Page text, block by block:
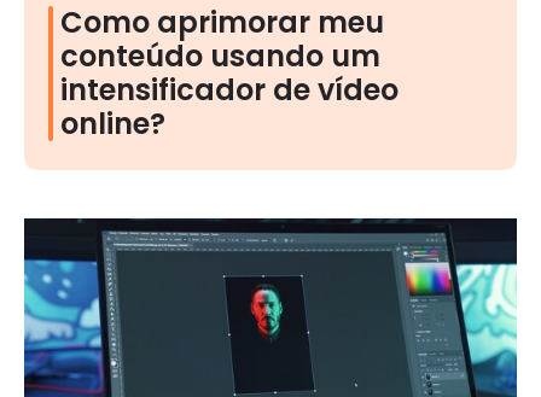
Como aprimorar meu
conteúdo usando um
intensificador de vídeo
online?